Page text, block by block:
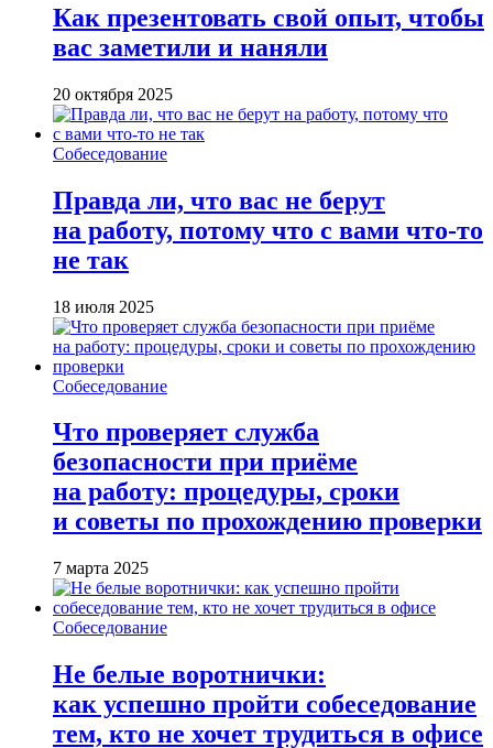
Как презентовать свой опыт, чтобы
вас заметили и наняли
20 октября 2025
Собеседование
Правда ли, что вас не берут
на работу, потому что с вами что-то
не так
18 июля 2025
Собеседование
Что проверяет служба
безопасности при приёме
на работу: процедуры, сроки
и советы по прохождению проверки
7 марта 2025
Собеседование
Не белые воротнички:
как успешно пройти собеседование
тем, кто не хочет трудиться в офисе